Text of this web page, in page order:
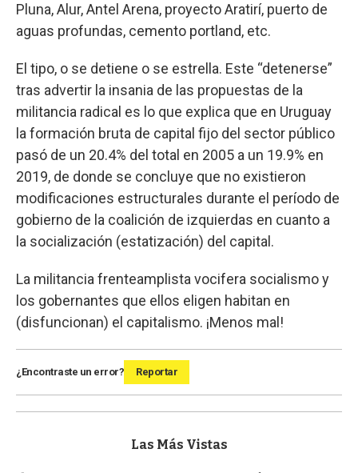
Pluna, Alur, Antel Arena, proyecto Aratirí, puerto de
aguas profundas, cemento portland, etc.
El tipo, o se detiene o se estrella. Este “detenerse”
tras advertir la insania de las propuestas de la
militancia radical es lo que explica que en Uruguay
la formación bruta de capital fijo del sector público
pasó de un 20.4% del total en 2005 a un 19.9% en
2019, de donde se concluye que no existieron
modificaciones estructurales durante el período de
gobierno de la coalición de izquierdas en cuanto a
la socialización (estatización) del capital.
La militancia frenteamplista vocifera socialismo y
los gobernantes que ellos eligen habitan en
(disfuncionan) el capitalismo. ¡Menos mal!
¿Encontraste un error? Reportar
Las Más Vistas